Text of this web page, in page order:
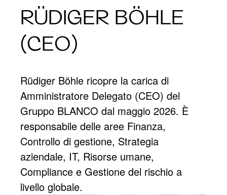
RÜDIGER BÖHLE
(CEO)
Rüdiger Böhle ricopre la carica di
Amministratore Delegato (CEO) del
Gruppo BLANCO dal maggio 2026. È
responsabile delle aree Finanza,
Controllo di gestione, Strategia
aziendale, IT, Risorse umane,
Compliance e Gestione del rischio a
livello globale.